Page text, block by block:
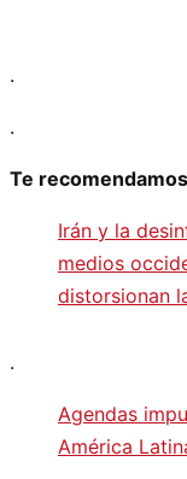
.
.
Te
Irán y la
medios
distorsionan
.
Agendas
América